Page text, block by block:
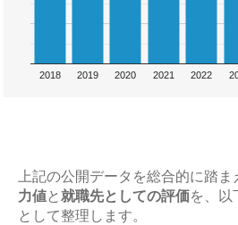
2018 2019 2020 2021 2022
上記の公開データを総合的に踏ま
力値と就職先としての評価を、以
として整理します。